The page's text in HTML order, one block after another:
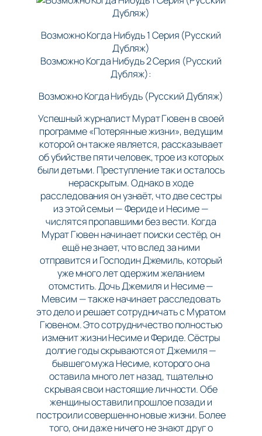
Возможно Когда Нибудь 1 Серия (Русский
Дубляж)
Возможно Когда Нибудь 2 Серия (Русский
Дубляж):
Возможно Когда Нибудь (Русский Дубляж)
Успешный журналист Мурат Гювен в своей
программе «Потерянные жизни», ведущим
которой он также является, рассказывает
об убийстве пяти человек, трое из которых
были детьми. Преступление так и осталось
нераскрытым. Однако в ходе
расследования он узнаёт, что две сестры
из этой семьи — Фериде и Несиме —
числятся пропавшими без вести. Когда
Мурат Гювен начинает поиски сестёр, он
ещё не знает, что вслед за ними
отправится и Господин Джемиль, который
уже много лет одержим желанием
отомстить. Дочь Джемиля и Несиме —
Мевсим — также начинает расследовать
это дело и решает сотрудничать с Муратом
Гювеном. Это сотрудничество полностью
изменит жизни Несиме и Фериде. Сёстры
долгие годы скрываются от Джемиля —
бывшего мужа Несиме, которого она
оставила много лет назад, тщательно
скрывая свои настоящие личности. Обе
женщины оставили прошлое позади и
построили совершенно новые жизни. Более
того, они даже ничего не знают друг о